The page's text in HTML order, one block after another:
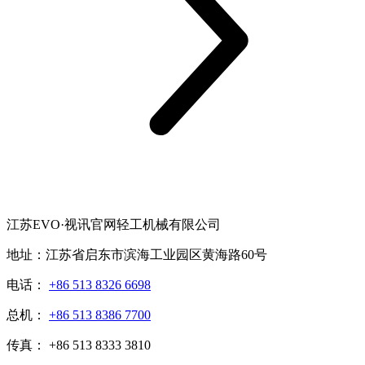
江苏EVO·视讯官网轻工机械有限公司
地址：江苏省启东市滨海工业园区黄海路60号
电话： +86 513 8326 6698
总机： +86 513 8386 7700
传真： +86 513 8333 3810